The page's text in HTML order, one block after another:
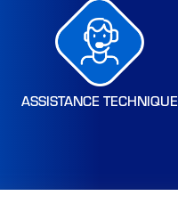
ASSISTANCE TECHNIQUE